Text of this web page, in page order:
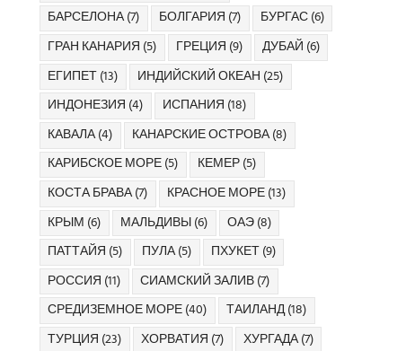
БАРСЕЛОНА(7) БОЛГАРИЯ (7) БУРГАС(6)
ГРАН КАНАРИЯ (5) ГРЕЦИЯ (9) ДУБАЙ (6)
ЕГИПЕТ(13) ИНДИЙСКИЙ ОКЕАН (25)
ИНДОНЕЗИЯ (4) ИСПАНИЯ (18)
КАВАЛА(4) КАНАРСКИЕ ОСТРОВА(8)
КАРИБСКОЕ МОРЕ(5) КЕМЕР(5)
КОСТА БРАВА(7) КРАСНОЕ МОРЕ(13)
КРЫМ (6) МАЛЬДИВЫ(6) ОАЭ(8)
ПАТТАЙЯ (5) ПУЛА(5) ПХУКЕТ(9)
РОССИЯ (11) СИАМСКИЙ ЗАЛИВ(7)
СРЕДИЗЕМНОЕ МОРЕ(40) ТАИЛАНД(18)
ТУРЦИЯ (23) ХОРВАТИЯ (7) ХУРГАДА(7)